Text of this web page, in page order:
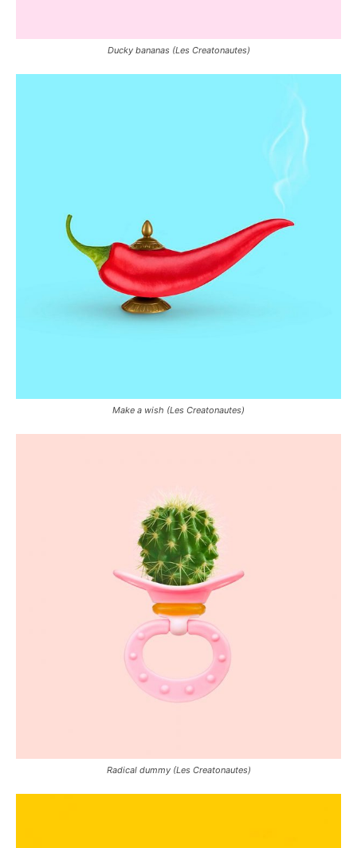
Ducky bananas (Les Creatonautes)
Make a wish (Les Creatonautes)
Radical dummy (Les Creatonautes)